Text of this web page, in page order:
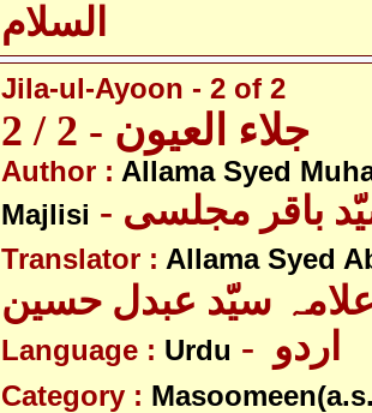
السلام
Jila-ul-Ayoon - 2 of 2
جلاء العیون - 2 / 2
Author : Allama Syed
Majlisi
Translator : Allama Syed
سیّد عبدل حسین
Language : Urdu
Category :